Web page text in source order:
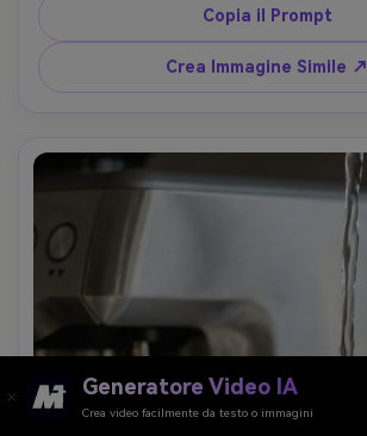
fotorealistico --ar 4:5
Copia il Prompt
Crea Immagine Simile ↗
Generatore Video IA
Crea video facilmente da testo o immagini